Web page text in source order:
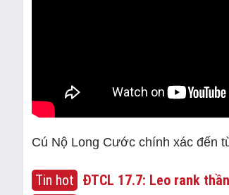
Cú Nộ Long Cước chính xác đến
Tin hot ĐTCL 17.7: Leo rank